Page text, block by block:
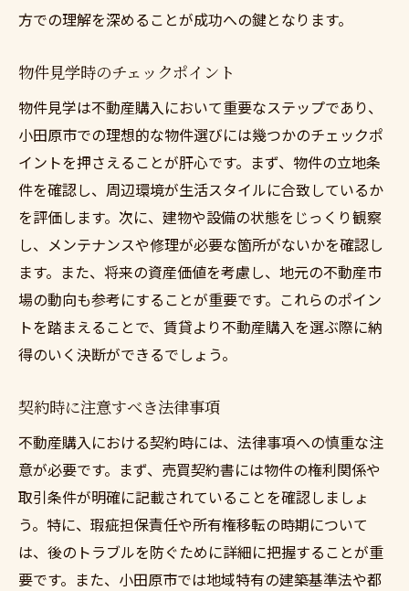
方での理解を深めることが成功への鍵となります。
物件見学時のチェックポイント
物件見学は不動産購入において重要なステップであり、
小田原市での理想的な物件選びには幾つかのチェックポ
イントを押さえることが肝心です。まず、物件の立地条
件を確認し、周辺環境が生活スタイルに合致しているか
を評価します。次に、建物や設備の状態をじっくり観察
し、メンテナンスや修理が必要な箇所がないかを確認し
ます。また、将来の資産価値を考慮し、地元の不動産市
場の動向も参考にすることが重要です。これらのポイン
トを踏まえることで、賃貸より不動産購入を選ぶ際に納
得のいく決断ができるでしょう。
契約時に注意すべき法律事項
不動産購入における契約時には、法律事項への慎重な注
意が必要です。まず、売買契約書には物件の権利関係や
取引条件が明確に記載されていることを確認しましょ
う。特に、瑕疵担保責任や所有権移転の時期について
は、後のトラブルを防ぐために詳細に把握することが重
要です。また、小田原市では地域特有の建築基準法や都